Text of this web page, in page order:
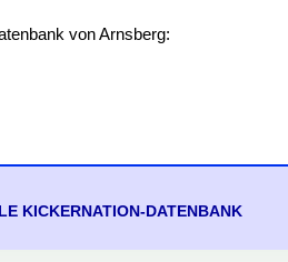
von Arnsberg:
KICKERNATION-DATENBANK